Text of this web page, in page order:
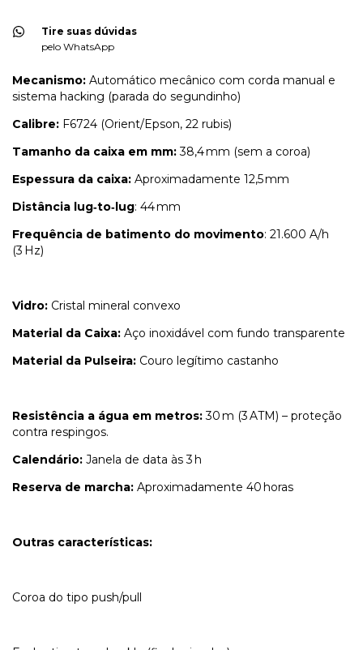
Tire suas dúvidas
pelo WhatsApp
Mecanismo: Automático mecânico com corda manual e
sistema hacking (parada do segundinho)
Calibre: F6724 (Orient/Epson, 22 rubis)
Tamanho da caixa em mm:38,4 mm (sem a coroa)
Espessura da caixa: Aproximadamente 12,5 mm
Distância lug‑to‑lug: 44 mm
Frequência de batimento do movimento: 21.600 A/h
(3 Hz)
Vidro: Cristal mineral convexo
Material da Caixa: Aço inoxidável com fundo transparente
Material da Pulseira: Couro legítimo castanho
Resistência a água em metros:30 m (3 ATM) – proteção
contra respingos.
Calendário: Janela de data às 3 h
Reserva de marcha: Aproximadamente 40 horas
Outras características:
Coroa do tipo push/pull